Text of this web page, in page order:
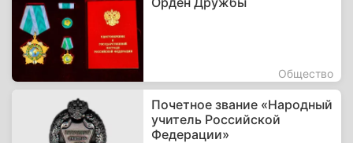
Общество
Почетное звание «Народный
учитель Российской
Федерации»